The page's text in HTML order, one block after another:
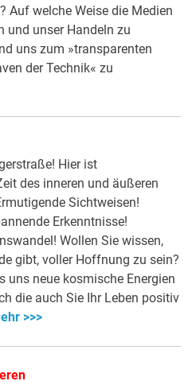
Auf welche Weise die Medien
und unser Handeln zu
uns zum »transparenten
der Technik« zu
Hier ist
des inneren und äußeren
Sichtweisen!
Erkenntnisse!
Wollen Sie wissen,
gibt, voller Hoffnung zu sein?
uns neue kosmische Energien
die auch Sie Ihr Leben positiv
>>>